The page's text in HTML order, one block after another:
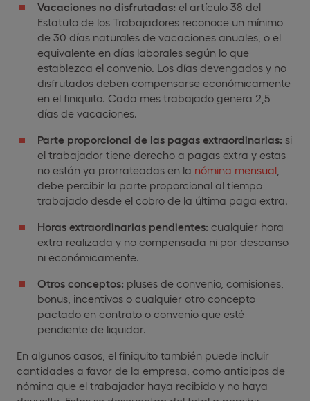
Vacaciones no disfrutadas: el artículo 38 del
Estatuto de los Trabajadores reconoce un mínimo
de 30 días naturales de vacaciones anuales, o el
equivalente en días laborales según lo que
establezca el convenio. Los días devengados y no
disfrutados deben compensarse económicamente
en el finiquito. Cada mes trabajado genera 2,5
días de vacaciones.
Parte proporcional de las pagas extraordinarias: si
el trabajador tiene derecho a pagas extra y estas
no están ya prorrateadas en la nómina mensual
debe percibir la parte proporcional al tiempo
trabajado desde el cobro de la última paga extra.
Horas extraordinarias pendientes: cualquier hora
extra realizada y no compensada ni por descanso
ni económicamente.
Otros conceptos: pluses de convenio, comisiones,
bonus, incentivos o cualquier otro concepto
pactado en contrato o convenio que esté
pendiente de liquidar.
En algunos casos, el finiquito también puede incluir
cantidades a favor de la empresa, como anticipos de
nómina que el trabajador haya recibido y no haya